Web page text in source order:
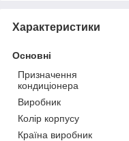
Характеристики
Основні
Призначення
кондиціонера
Виробник
Колір корпусу
Країна виробник